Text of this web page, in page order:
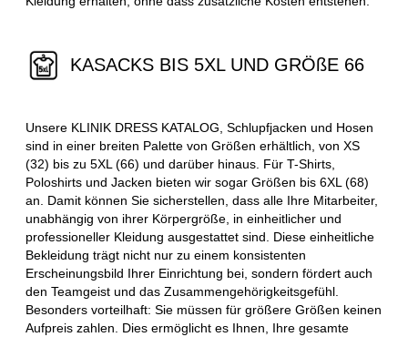
KASACKS BIS 5XL UND GRÖßE 66
Unsere KLINIK DRESS KATALOG, Schlupfjacken und Hosen
sind in einer breiten Palette von Größen erhältlich, von XS
(32) bis zu 5XL (66) und darüber hinaus. Für T-Shirts,
Poloshirts und Jacken bieten wir sogar Größen bis 6XL (68)
an. Damit können Sie sicherstellen, dass alle Ihre Mitarbeiter,
unabhängig von ihrer Körpergröße, in einheitlicher und
professioneller Kleidung ausgestattet sind. Diese einheitliche
Bekleidung trägt nicht nur zu einem konsistenten
Erscheinungsbild Ihrer Einrichtung bei, sondern fördert auch
den Teamgeist und das Zusammengehörigkeitsgefühl.
Besonders vorteilhaft: Sie müssen für größere Größen keinen
Aufpreis zahlen. Dies ermöglicht es Ihnen, Ihre gesamte